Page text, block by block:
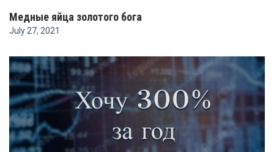
Медные яйца золотого бога
July 27, 2021